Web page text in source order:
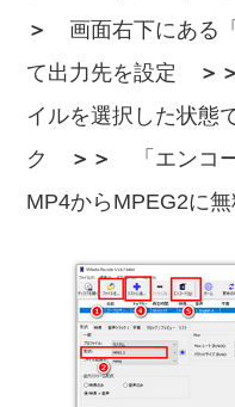
＞
画面右下にある
て出力先を設定
＞
イルを選択した状態
ク
＞＞
「エンコ
MP4からMPEG2に無